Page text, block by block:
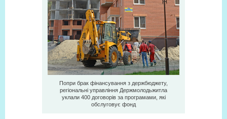
Попри брак фінансування з держбюджету,
регіональні управління Держмолодьжитла
уклали 400 договорів за програмами, які
обслуговує фонд